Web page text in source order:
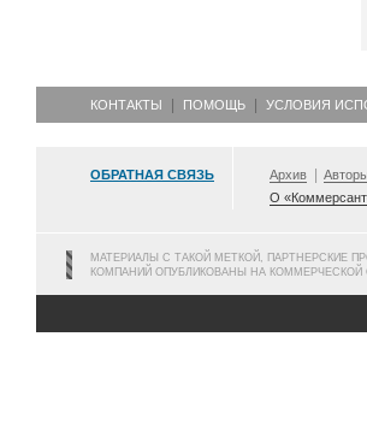
КОНТАКТЫ ПОМОЩЬ УСЛОВИЯ
ОБРАТНАЯ СВЯЗЬ Архив Авторы
О
МАТЕРИАЛЫ С ТАКОЙ МЕТКОЙ, ПАРТНЕРСКИЕ
КОМПАНИЙ ОПУБЛИКОВАНЫ НА КОММЕРЧЕСКОЙ